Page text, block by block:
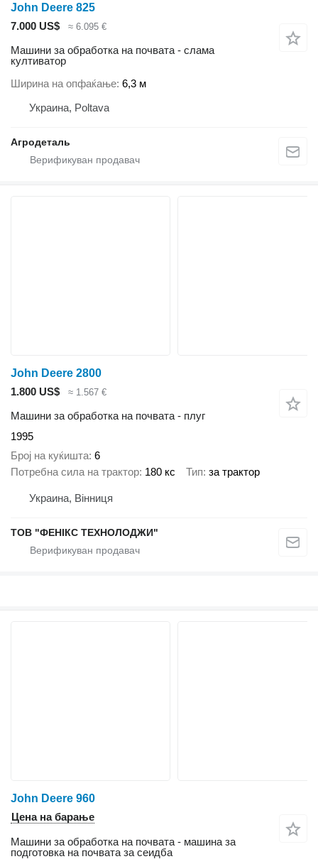
John Deere 825
7.000 US$
≈ 6.095 €
Машини за обработка на почвата - слама
култиватор
Ширина на опфаќање 6,3 м
Украина, Poltava
Агродеталь
John Deere 2800
1.800 US$
≈ 1.567 €
Машини за обработка на почвата - плуг
1995
Број на куќишта 6
Потребна сила на трактор 180 кс Тип за трактор
Украина, Вінниця
ТОВ "ФЕНІКС ТЕХНОЛОДЖИ"
John Deere 960
Цена на барање
Машини за обработка на почвата - машина за
подготовка на почвата за сеидба